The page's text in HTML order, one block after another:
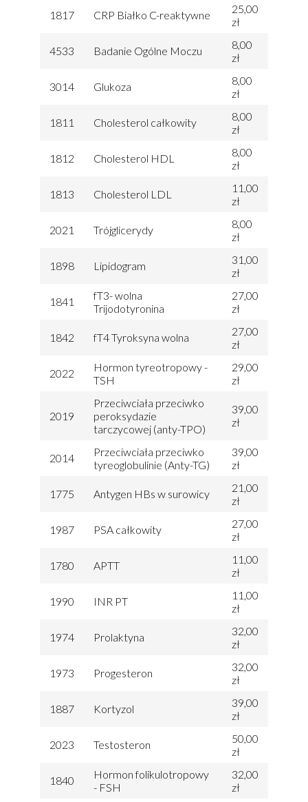
1817 CRP Białko C-reaktywne
25,00
zł
4533 Badanie Ogólne Moczu
8,00
zł
3014 Glukoza
8,00
zł
1811 Cholesterol całkowity
8,00
zł
1812 Cholesterol HDL
8,00
zł
1813 Cholesterol LDL
11,00
zł
2021 Trójglicerydy
8,00
zł
1898 Lipidogram
31,00
zł
1841
fT3- wolna
Trijodotyronina
27,00
zł
1842 fT4 Tyroksyna wolna
27,00
zł
2022
Hormon tyreotropowy -
TSH
29,00
zł
2019
Przeciwciała przeciwko
peroksydazie
tarczycowej (anty-TPO)
39,00
zł
2014
Przeciwciała przeciwko
tyreoglobulinie (Anty-TG)
39,00
zł
1775 Antygen HBs w surowicy
21,00
zł
1987 PSA całkowity
27,00
zł
1780 APTT
11,00
zł
1990 INR PT
11,00
zł
1974 Prolaktyna
32,00
zł
1973 Progesteron
32,00
zł
1887 Kortyzol
39,00
zł
2023 Testosteron
50,00
zł
1840
Hormon folikulotropowy
- FSH
32,00
zł